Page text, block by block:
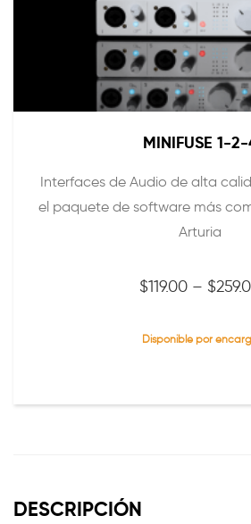
MINIFUSE 1-
Interfaces de Audio de alta
el paquete de software más
Arturia
$119.00 – $
Disponible por
DESCRIPCIÓN